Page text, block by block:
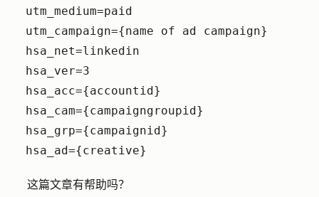
utm_medium=paid
utm_campaign={name of ad campaign}
hsa_net=linkedin
hsa_ver=3
hsa_acc={accountid}
hsa_cam={campaigngroupid}
hsa_grp={campaignid}
hsa_ad={creative}
这篇文章有帮助吗？